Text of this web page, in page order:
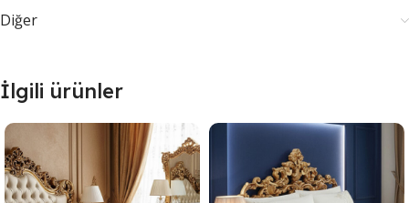
Diğer
İlgili ürünler